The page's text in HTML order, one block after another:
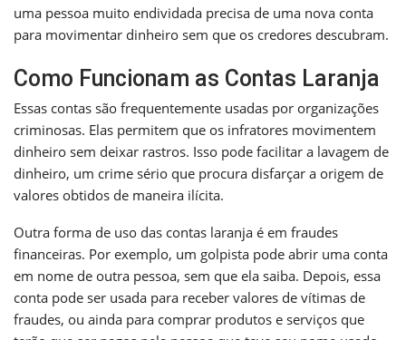
uma pessoa muito endividada precisa de uma nova conta
para movimentar dinheiro sem que os credores descubram.
Como Funcionam as Contas Laranja
Essas contas são frequentemente usadas por organizações
criminosas. Elas permitem que os infratores movimentem
dinheiro sem deixar rastros. Isso pode facilitar a lavagem de
dinheiro, um crime sério que procura disfarçar a origem de
valores obtidos de maneira ilícita.
Outra forma de uso das contas laranja é em fraudes
financeiras. Por exemplo, um golpista pode abrir uma conta
em nome de outra pessoa, sem que ela saiba. Depois, essa
conta pode ser usada para receber valores de vítimas de
fraudes, ou ainda para comprar produtos e serviços que